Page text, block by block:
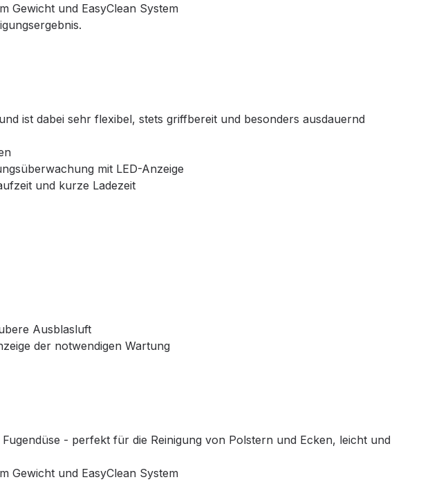
Gewicht und EasyClean System
ist dabei sehr flexibel, stets griffbereit und besonders ausdauernd
mit LED-Anzeige
und kurze Ladezeit
Ausblasluft
der notwendigen Wartung
- perfekt für die Reinigung von Polstern und Ecken, leicht und
Gewicht und EasyClean System